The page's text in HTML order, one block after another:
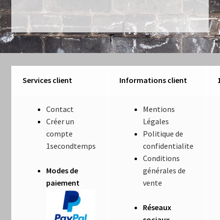
Mentions Légales
Nautilus – Tome 1 – Les Machines Fondatrices
Nautilus – Tome 2 – Les Artefacts Retrouvés
l’article
Services client Informations client
Contact
Créer un
compte
1secondtemps
Modes de
paiement
Mentions
Légales
Politique de
confidentialite
Conditions
générales de
vente
Réseaux